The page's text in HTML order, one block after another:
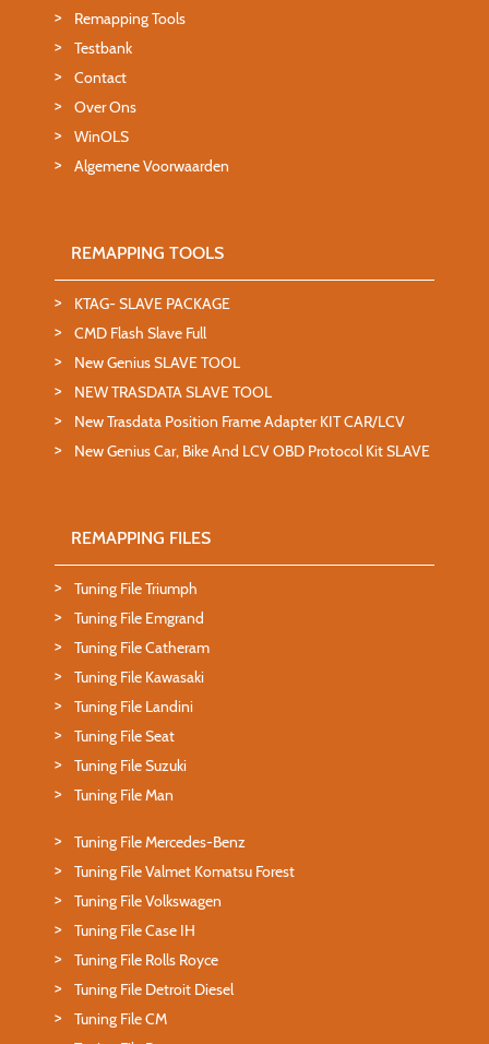
Remapping Tools
Testbank
Contact
Over Ons
WinOLS
Algemene Voorwaarden
REMAPPING TOOLS
KTAG- SLAVE PACKAGE
CMD Flash Slave Full
New Genius SLAVE TOOL
NEW TRASDATA SLAVE TOOL
New Trasdata Position Frame Adapter KIT CAR/LCV
New Genius Car, Bike And LCV OBD Protocol Kit SLAVE
REMAPPING FILES
Tuning File Triumph
Tuning File Emgrand
Tuning File Catheram
Tuning File Kawasaki
Tuning File Landini
Tuning File Seat
Tuning File Suzuki
Tuning File Man
Tuning File Mercedes-Benz
Tuning File Valmet Komatsu Forest
Tuning File Volkswagen
Tuning File Case IH
Tuning File Rolls Royce
Tuning File Detroit Diesel
Tuning File CM